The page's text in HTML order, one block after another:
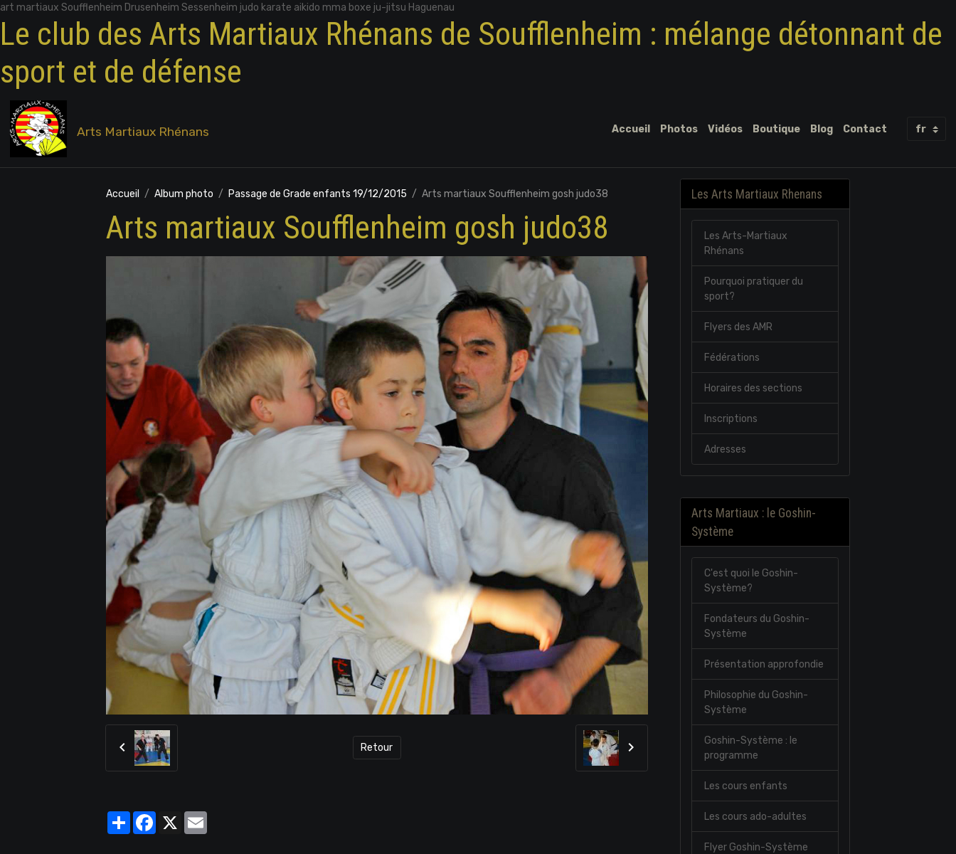
art martiaux Soufflenheim Drusenheim Sessenheim judo karate aikido mma boxe ju-jitsu Haguenau
Le club des Arts Martiaux Rhénans de Soufflenheim : mélange détonnant de
sport et de défense
Arts Martiaux Rhénans Accueil Photos Vidéos Boutique Blog Contact
Accueil Album photo Passage de Grade enfants 19/12/2015 Arts martiaux Soufflenheim gosh judo38
Arts martiaux Soufflenheim gosh judo38
Retour
PartagerFacebook
X
Les Arts Martiaux Rhenans
Les Arts-Martiaux
Rhénans
Pourquoi pratiquer du
sport?
Flyers des AMR
Fédérations
Horaires des sections
Inscriptions
Adresses
Arts Martiaux : le Goshin-
Système
C'est quoi le Goshin-
Système?
Fondateurs du Goshin-
Système
Présentation approfondie
Philosophie du Goshin-
Système
Goshin-Système : le
programme
Les cours enfants
Les cours ado-adultes
Flyer Goshin-Système